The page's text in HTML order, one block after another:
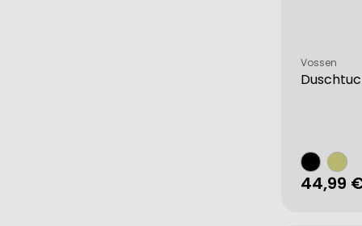
Verkäufer:
Vossen
44,99